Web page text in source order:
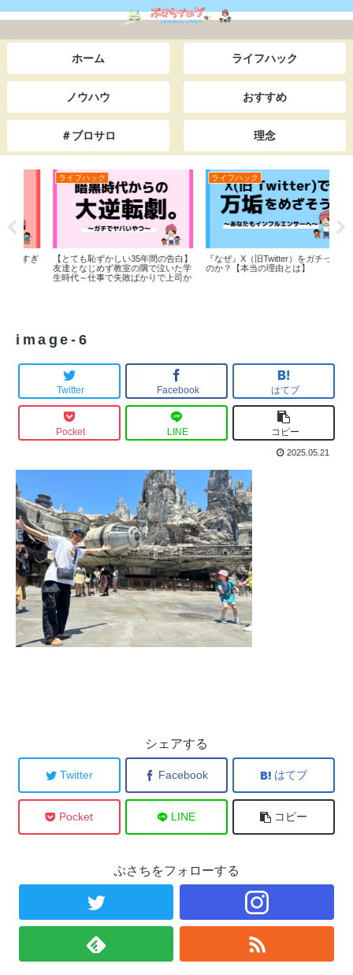
ホーム ライフハック
ノウハウ おすすめ
＃ブロサロ 理念
ライフハック
【とても恥ずかしい35年間の告白】
友達となじめず教室の隅で泣いた学
生時代～仕事で失敗ばかりで上司か
ライフハック
『なぜ』X（旧Twitter）をガチった
のか？【本当の理由とは】
image-6
Twitter Facebook はてブ
Pocket LINE コピー
2025.05.21
シェアする
Twitter Facebook はてブ
Pocket LINE コピー
ぷさちをフォローする